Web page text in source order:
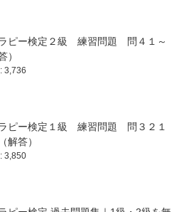
ピー検定２級 練習問題 問４１～
）
3,736
ピー検定１級 練習問題 問３２１
解答）
3,850